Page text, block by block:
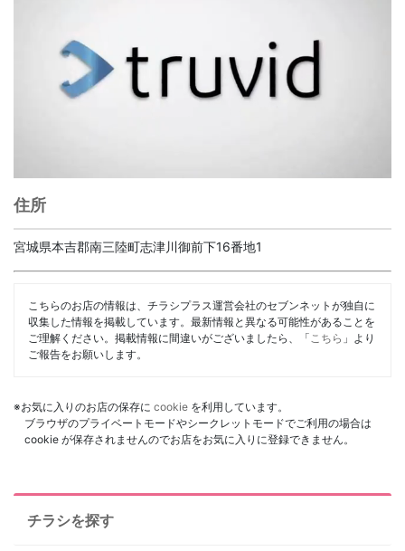
住所
宮城県本吉郡南三陸町志津川御前下16番地1
こちらのお店の情報は、チラシプラス運営会社のセブンネットが独自に
収集した情報を掲載しています。最新情報と異なる可能性があることを
ご理解ください。掲載情報に間違いがございましたら、「 こちら 」より
ご報告をお願いします。
※お気に入りのお店の保存に cookie を利用しています。
ブラウザのプライベートモードやシークレットモードでご利用の場合は
cookie が保存されませんのでお店をお気に入りに登録できません。
チラシを探す